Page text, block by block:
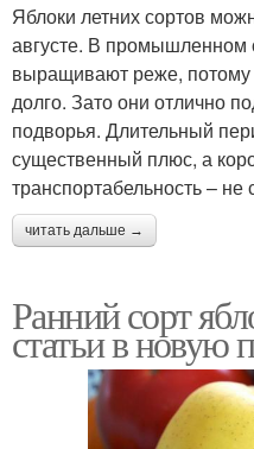
Яблоки летних сортов
августе. В промышленном
выращивают реже, потому
долго. Зато они отлично
подворья. Длительный
существенный плюс, а
транспортабельность –
читать дальше →
Ранний сорт
статьи в новую